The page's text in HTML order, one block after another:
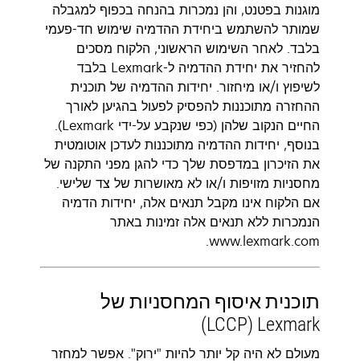
מוגנות בפטנט, והן נמכרות בהנחה בכפוף למגבלה
שמותר להשתמש ביחידת ההדמיה שימוש חד-פעמי
בלבד. לאחר השימוש הראשוני, הלקוח מסכים
להחזיר את יחידת ההדמיה ל-Lexmark בלבד
לשיפוץ ו/או מיחזור. יחידות ההדמיה של תוכנית
ההחזרה מתוכננות להפסיק לפעול בהגיען לאורך
החיים הנקוב שלהן (כפי שנקבע על-ידי Lexmark).
בנוסף, יחידות ההדמיה מתוכננות לעדכן אוטומטית
את הזיכרון במדפסת שלך כדי להגן מפני התקנה של
מחסניות מזויפות ו/או לא מאושרות של צד שלישי.
אם הלקוח אינו מקבל תנאים אלה, יחידות הדמיה
הנמכרות ללא תנאים אלה זמינות באתר
www.lexmark.com.
תוכנית איסוף המחסניות של
Lexmark ‏(LCCP)‬
מעולם לא היה קל יותר להיות "ירוק". אפשר למחזר